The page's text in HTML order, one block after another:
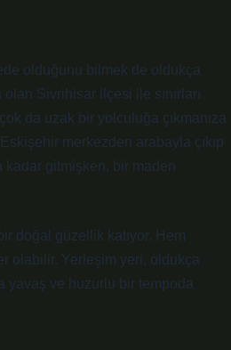
olduğunu bilmek de oldukça
Sivrihisar ilçesi ile sınırları
da uzak bir yolculuğa çıkmanıza
merkezden arabayla çıkıp
kadar gitmişken, bir maden
doğal güzellik katıyor. Hem
olabilir. Yerleşim yeri, oldukça
yavaş ve huzurlu bir tempoda